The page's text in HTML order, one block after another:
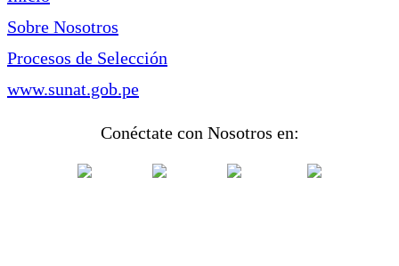
Sobre Nosotros
Procesos de Selección
www.sunat.gob.pe
Conéctate con Nosotros en: